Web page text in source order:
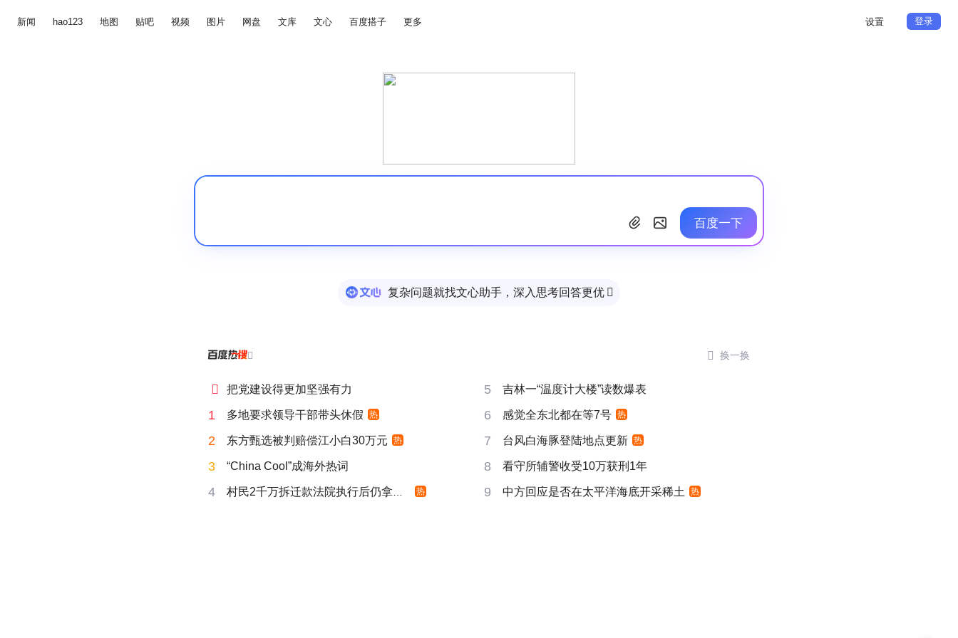
新闻 hao123 地图 贴吧 视频 图片 网盘 文库 文心 百度搭子 更多 设置 登录
百度一下
复杂问题就找文心助手，深入思考回答更优 
  换一换
 把党建设得更加坚强有力 5 吉林一“温度计大楼”读数爆表
1 多地要求领导干部带头休假 热 6 感觉全东北都在等7号 热
2 东方甄选被判赔偿江小白30万元 热 7 台风白海豚登陆地点更新 热
3 “China Cool”成海外热词 8 看守所辅警收受10万获刑1年
4 村民2千万拆迁款法院执行后仍拿不到 热 9 中方回应是否在太平洋海底开采稀土 热